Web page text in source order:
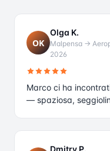
OK
Olga K.
Malpensa →
2026
Marco ci ha
— spaziosa,
Dmitry P.